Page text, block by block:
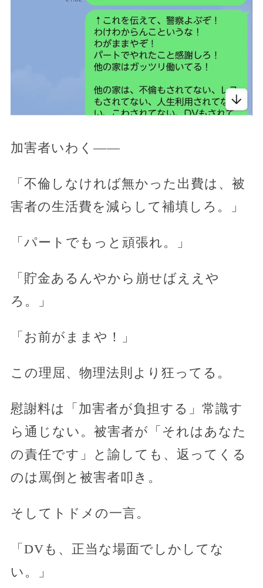
加害者いわく——
「不倫しなければ無かった出費は、被
害者の生活費を減らして補填しろ。」
「パートでもっと頑張れ。」
「貯金あるんやから崩せばええや
ろ。」
「お前がままや！」
この理屈、物理法則より狂ってる。
慰謝料は「加害者が負担する」常識す
ら通じない。被害者が「それはあなた
の責任です」と諭しても、返ってくる
のは罵倒と被害者叩き。
そしてトドメの一言。
「DVも、正当な場面でしかしてな
い。」